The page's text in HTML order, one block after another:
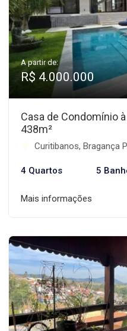
A partir de:
R$ 4.000.000
Casa de Condomínio
438m²
Curitibanos, Bragança
4 Quartos 5
Mais informações